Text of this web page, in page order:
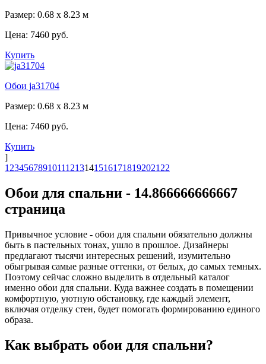
Размер: 0.68 x 8.23 м
Цена: 7460 руб.
Купить
Обои ja31704
Размер: 0.68 x 8.23 м
Цена: 7460 руб.
Купить
]
1 23456789101112131415161718192021 22
Обои для спальни - 14.866666666667
страница
Привычное условие - обои для спальни обязательно должны
быть в пастельных тонах, ушло в прошлое. Дизайнеры
предлагают тысячи интересных решений, изумительно
обыгрывая самые разные оттенки, от белых, до самых темных.
Поэтому сейчас сложно выделить в отдельный каталог
именно обои для спальни. Куда важнее создать в помещении
комфортную, уютную обстановку, где каждый элемент,
включая отделку стен, будет помогать формированию единого
образа.
Как выбрать обои для спальни?